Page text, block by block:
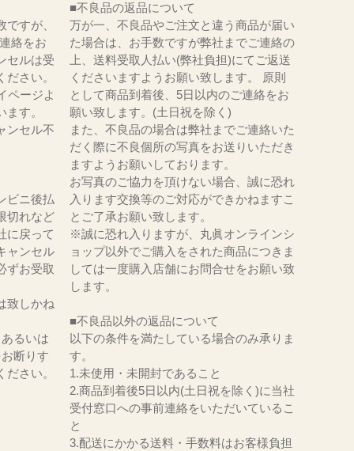
すが、
絡をお
セルは受
さい。
ページよ
す。
ンセル不
ビニ後払
切れなど
に戻って
ャンセル
ずお受取
致しかね
るいは
断りす
さい。
■不良品の返品について
万が一、不良品やご注文と違う商品が届い
た場合は、お手数ですが弊社までご連絡の
上、送料受取人払い(弊社負担)にてご返送
くださいますようお願い致します。 原則
として商品到着後、5日以内のご連絡をお
願い致します。(土日祝を除く)
また、不良品の場合は弊社までご連絡いた
だく際に不良個所の写真をお送りいただき
ますようお願いしております。
お写真のご協力を頂けない場合、誠に恐れ
入ります交換等のご対応ができかねますこ
とご了承お願い致します。
※誠に恐れ入りますが、丸眞オンラインシ
ョップ以外でご購入をされた商品につきま
しては一度購入店舗にお問合せをお願い致
します。
■不良品以外の返品について
以下の条件を満たしている場合のみ承りま
す。
1.未使用・未開封であること
2.商品到着後5日以内(土日祝を除く)に当社
受付窓口への事前連絡をいただいているこ
と
3.配送にかかる送料・手数料はお客様負担